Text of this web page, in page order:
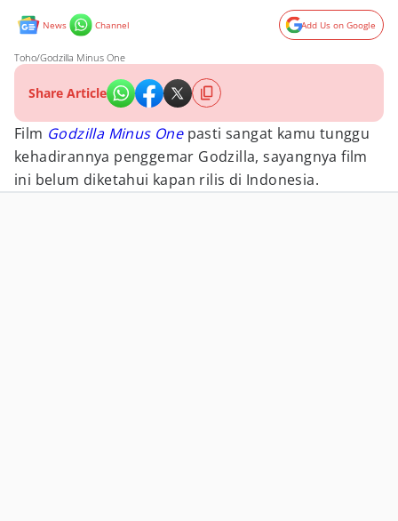
News Channel Add Us on Google
Toho/Godzilla Minus One
Share Article
Film Godzilla Minus One pasti sangat kamu tunggu
kehadirannya penggemar Godzilla, sayangnya film
ini belum diketahui kapan rilis di Indonesia.